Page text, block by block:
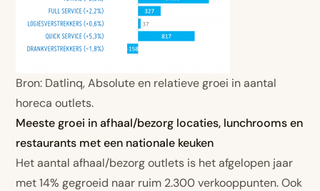
Bron: Datlinq, Absolute en relatieve groei in aantal
horeca outlets.
Meeste groei in afhaal/bezorg locaties, lunchrooms en
restaurants met een nationale keuken
Het aantal afhaal/bezorg outlets is het afgelopen jaar
met 14% gegroeid naar ruim 2.300 verkooppunten. Ook